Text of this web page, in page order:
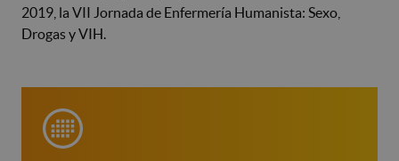
2019, la VII Jornada de Enfermería Humanista: Sexo,
Drogas y VIH.